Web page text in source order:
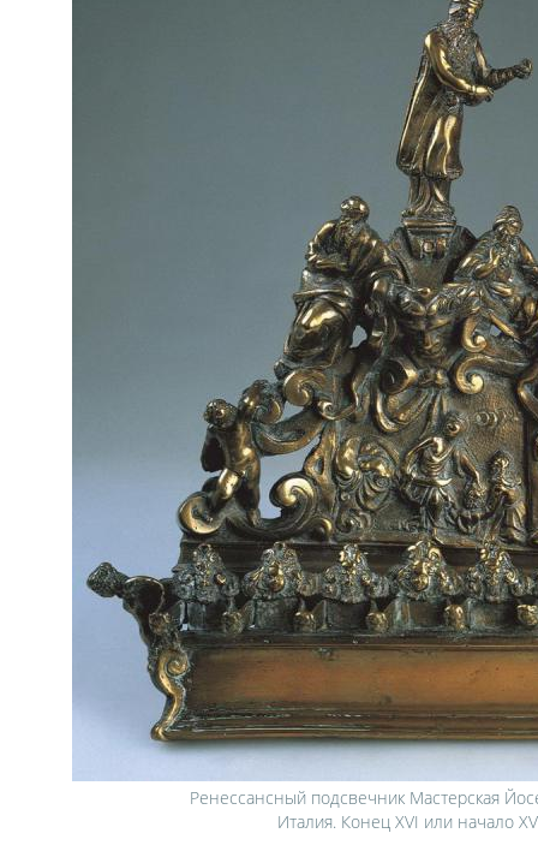
Ренессансный подсвечник Мастерская
Италия. Конец XVI или начало